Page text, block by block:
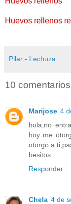
Huevos rellenos
Pilar - Lechuza
10
Marijose 4
hola,no
hoy me
otorgo a
besitos.
Responder
Chela 4 de